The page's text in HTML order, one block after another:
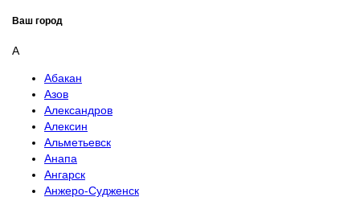
Ваш город
А
Абакан
Азов
Александров
Алексин
Альметьевск
Анапа
Ангарск
Анжеро-Судженск